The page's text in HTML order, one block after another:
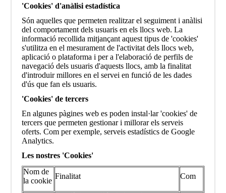
'Cookies' d'anàlisi estadística
Són aquelles que permeten realitzar el seguiment i anàlisi
del comportament dels usuaris en els llocs web. La
informació recollida mitjançant aquest tipus de 'cookies'
s'utilitza en el mesurament de l'activitat dels llocs web,
aplicació o plataforma i per a l'elaboració de perfils de
navegació dels usuaris d'aquests llocs, amb la finalitat
d'introduir millores en el servei en funció de les dades
d'ús que fan els usuaris.
'Cookies' de tercers
En algunes pàgines web es poden instal·lar 'cookies' de
tercers que permeten gestionar i millorar els serveis
oferts. Com per exemple, serveis estadístics de Google
Analytics.
Les nostres 'Cookies'
Nom de
la cookie
Finalitat Com